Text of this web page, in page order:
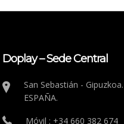
Doplay – Sede Central
San Sebastián - Gipuzkoa.
ESPAÑA.
Móvil : +34 660 382 674